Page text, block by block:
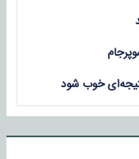
نتیجه‌ای خوب شود